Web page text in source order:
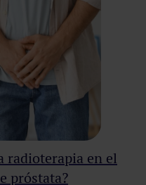
radioterapia en el
próstata?